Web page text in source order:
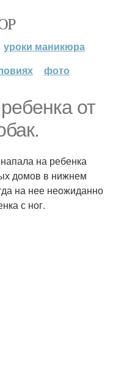
уроки маникюра
фото
от
на ребенка
домов в нижнем
на нее неожиданно
с ног.